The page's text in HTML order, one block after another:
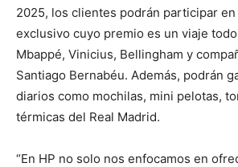
2025, los clientes podrán participar
exclusivo cuyo premio es un viaje
Mbappé, Vinicius, Bellingham y
Santiago Bernabéu. Además, podrán
diarios como mochilas, mini pelotas,
térmicas del Real Madrid.
“En HP no solo nos enfocamos en